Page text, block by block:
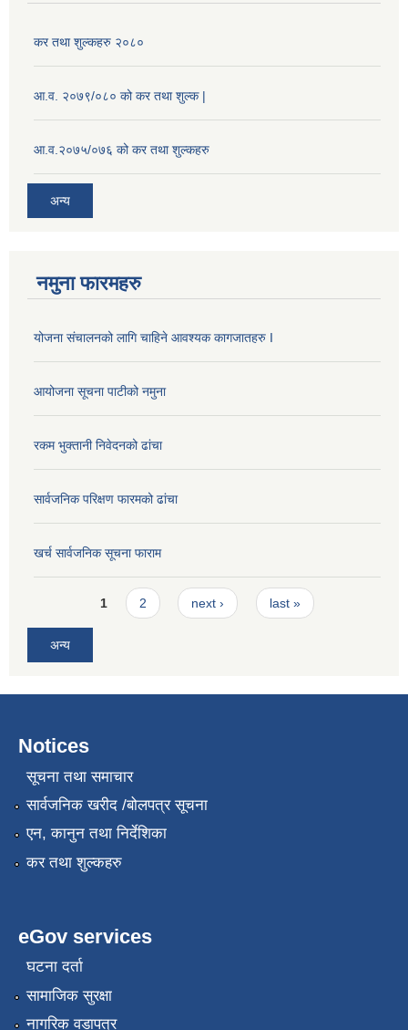
कर तथा शुल्कहरु २०८०
आ.व. २०७९/०८० को कर तथा शुल्क |
आ.व.२०७५/०७६ को कर तथा शुल्कहरु
अन्य
नमुना फारमहरु
योजना संचालनको लागि चाहिने आवश्यक कागजातहरु I
आयोजना सूचना पाटीको नमुना
रकम भुक्तानी निवेदनको ढांचा
सार्वजनिक परिक्षण फारमको ढांचा
खर्च सार्वजनिक सूचना फाराम
Pages1 2 next › last »
अन्य
Notices
सूचना तथा समाचार
सार्वजनिक खरीद /बोलपत्र सूचना
एन, कानुन तथा निर्देशिका
कर तथा शुल्कहरु
eGov services
घटना दर्ता
सामाजिक सुरक्षा
नागरिक वडापत्र